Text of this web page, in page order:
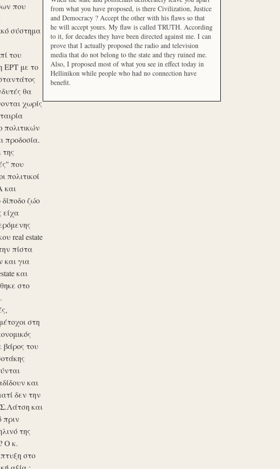
που
σύστημα
του
ΕΡΤ με το
θα
χωρίς
πολιτικών
προδοσία.
που
πολιτικοί
και
ζώο
είχα
real estate
πίστα
και για
και
στο
στη
βάρος του
και
δεν την
και
πριν
της
Ο κ.
στο
from what you have proposed, is there Civilization, Justice
and Democracy ? Accept the other with his flaws so that
he will accept yours. My flaw is called TRUTH. According
to it, for decades they have been directed against me. I can
prove that I actually proposed the radio and television
media that do not belong to the state and they ruined me.
Also, I proposed most of what you see in effect today in
Hellinikon while people who had no connection have
benefit.